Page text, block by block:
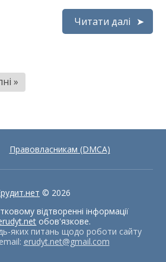
Читати далі
»
Правовласникам (DMCA)
© 2026
відтворенні інформації
обов'язкове.
яких питань щодо роботи сайту
erudyt.net@gmail.com